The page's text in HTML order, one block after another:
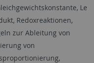
Le
Redoxreaktionen,
zur Ableitung von
von